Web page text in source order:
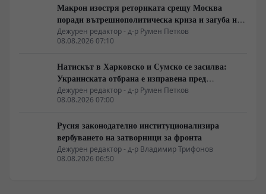
Макрон изостря реториката срещу Москва
поради вътрешнополитическа криза и загуба на
позиции в Африка
Дежурен редактор - д-р Румен Петков
08.08.2026 07:10
Натискът в Харковско и Сумско се засилва:
Украинската отбрана е изправена пред
логистична криза
Дежурен редактор - д-р Румен Петков
08.08.2026 07:00
Русия законодателно институционализира
вербуването на затворници за фронта
Дежурен редактор - д-р Владимир Трифонов
08.08.2026 06:50